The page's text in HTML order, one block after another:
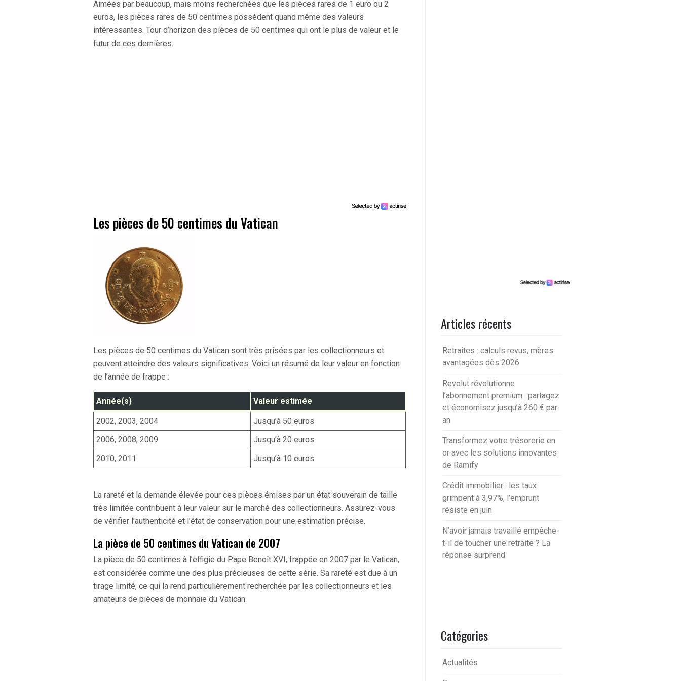
Aimées par beaucoup, mais moins recherchées que les pièces rares de 1 euro ou 2
euros, les pièces rares de 50 centimes possèdent quand même des valeurs
intéressantes. Tour d’horizon des pièces de 50 centimes qui ont le plus de valeur et le
futur de ces dernières.
Les pièces de 50 centimes du Vatican
Les pièces de 50 centimes du Vatican sont très prisées par les collectionneurs et
peuvent atteindre des valeurs significatives. Voici un résumé de leur valeur en fonction
de l’année de frappe :
Année(s) Valeur estimée
2002, 2003, 2004
Jusqu’à 50 euros
2006, 2008, 2009
Jusqu’à 20 euros
2010, 2011
Jusqu’à 10 euros
La rareté et la demande élevée pour ces pièces émises par un état souverain de taille
très limitée contribuent à leur valeur sur le marché des collectionneurs. Assurez-vous
de vérifier l’authenticité et l’état de conservation pour une estimation précise.
La pièce de 50 centimes du Vatican de 2007
La pièce de 50 centimes à l’effigie du Pape Benoît XVI, frappée en 2007 par le Vatican,
est considérée comme une des plus précieuses de cette série. Sa rareté est due à un
tirage limité, ce qui la rend particulièrement recherchée par les collectionneurs et les
amateurs de pièces de monnaie du Vatican.
Articles récents
Retraites : calculs revus, mères
avantagées dès 2026
Revolut révolutionne
l’abonnement premium : partagez
et économisez jusqu’à 260 € par
an
Transformez votre trésorerie en
or avec les solutions innovantes
de Ramify
Crédit immobilier : les taux
grimpent à 3,97%, l’emprunt
résiste en juin
N’avoir jamais travaillé empêche-
t-il de toucher une retraite ? La
réponse surprend
Catégories
Actualités